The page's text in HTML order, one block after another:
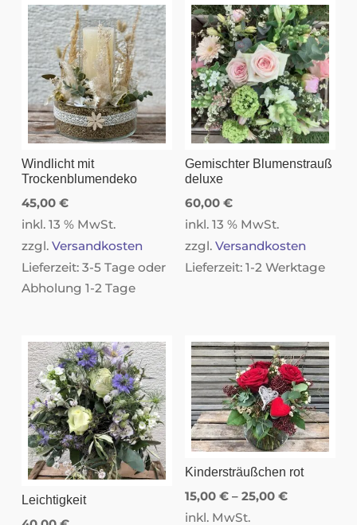
Windlicht mit
Trockenblumendeko
45,00 €
inkl. 13 % MwSt.
zzgl. Versandkosten
Lieferzeit: 3-5 Tage oder
Abholung 1-2 Tage
Gemischter Blumenstrauß
deluxe
60,00 €
inkl. 13 % MwSt.
zzgl. Versandkosten
Lieferzeit: 1-2 Werktage
Leichtigkeit
Kindersträußchen rot
15,00 €– 25,00 €
inkl. MwSt.